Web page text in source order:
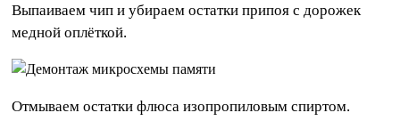
Выпаиваем чип и убираем остатки припоя с дорожек
медной оплёткой.
Отмываем остатки флюса изопропиловым спиртом.